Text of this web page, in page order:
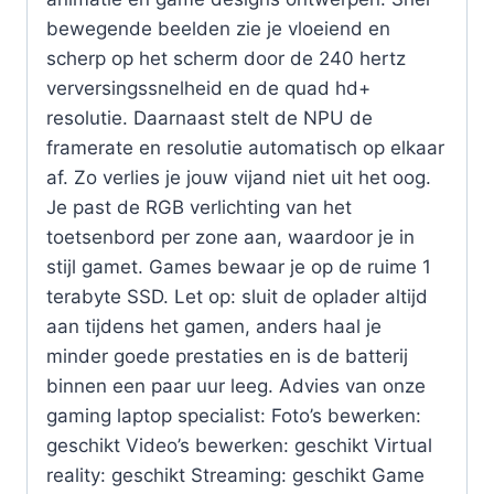
bewegende beelden zie je vloeiend en
scherp op het scherm door de 240 hertz
verversingssnelheid en de quad hd+
resolutie. Daarnaast stelt de NPU de
framerate en resolutie automatisch op elkaar
af. Zo verlies je jouw vijand niet uit het oog.
Je past de RGB verlichting van het
toetsenbord per zone aan, waardoor je in
stijl gamet. Games bewaar je op de ruime 1
terabyte SSD. Let op: sluit de oplader altijd
aan tijdens het gamen, anders haal je
minder goede prestaties en is de batterij
binnen een paar uur leeg. Advies van onze
gaming laptop specialist: Foto’s bewerken:
geschikt Video’s bewerken: geschikt Virtual
reality: geschikt Streaming: geschikt Game